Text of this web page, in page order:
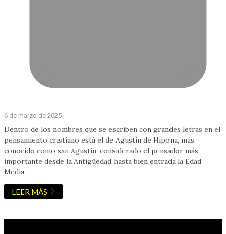
6 de marzo de 2025
Dentro de los nombres que se escriben con grandes letras en el
pensamiento cristiano está el de Agustín de Hipona, más
conocido como san Agustín, considerado el pensador más
importante desde la Antigüedad hasta bien entrada la Edad
Media.
LEER MÁS